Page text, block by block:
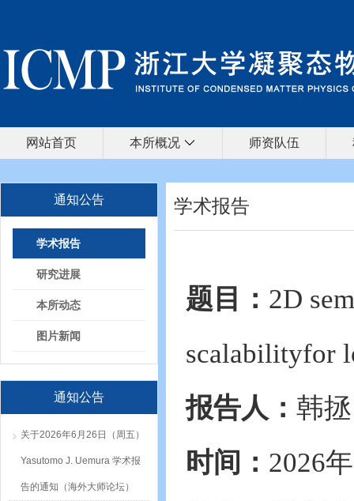
网站首页 本所概况 师资队伍
通知公告
学术报告
研究进展
本所动态
图片新闻
通知公告
关于2026年6月26日（周五）
Yasutomo J. Uemura 学术报
告的通知（海外大师论坛）
学术报告
题目： 2D
scalabilityfor
报告人： 韩拯
时间： 2026